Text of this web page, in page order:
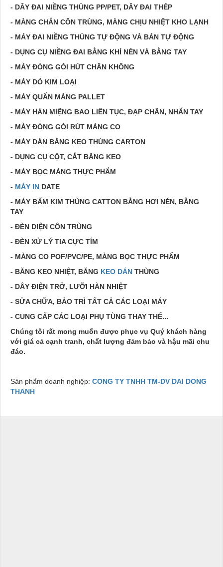
- DÂY ĐAI NIỀNG THÙNG PP/PET, DÂY ĐAI THÉP
- MÀNG CHẮN CÔN TRÙNG, MÀNG CHỊU NHIỆT KHO LẠNH
- MÁY ĐAI NIỀNG THÙNG TỰ ĐỘNG VÀ BÁN TỰ ĐỘNG
- DỤNG CỤ NIỀNG ĐAI BẰNG KHÍ NÉN VÀ BẰNG TAY
- MÁY ĐÓNG GÓI HÚT CHÂN KHÔNG
- MÁY DÒ KIM LOẠI
- MÁY QUẤN MÀNG PALLET
- MÁY HÀN MIỆNG BAO LIÊN TỤC, ĐẠP CHÂN, NHẤN TAY
- MÁY ĐÓNG GÓI RÚT MÀNG CO
- MÁY DÁN BĂNG KEO THÙNG CARTON
- DỤNG CỤ CỘT, CẮT BĂNG KEO
- MÁY BỌC MÀNG THỰC PHẨM
- MÁY IN DATE
- MÁY BẤM KIM THÙNG CATTON BẰNG HƠI NÉN, BẰNG
TAY
- ĐÈN DIỆN CÔN TRÙNG
- ĐÈN XỬ LÝ TIA CỰC TÍM
- MÀNG CO POF/PVC/PE, MÀNG BỌC THỰC PHẨM
- BĂNG KEO NHIỆT, BĂNG KEO DÁN THÙNG
- DÂY ĐIỆN TRỞ, LƯỠI HÀN NHIỆT
- SỬA CHỮA, BẢO TRÌ TẤT CẢ CÁC LOẠI MÁY
- CUNG CẤP CÁC LOẠI PHỤ TÙNG THAY THẾ...
Chúng tôi rất mong muốn được phục vụ Quý khách hàng
với giá cả cạnh tranh, chất lượng đảm bảo và hậu mãi chu
đáo.
Sản phẩm doanh nghiệp: CONG TY TNHH TM-DV DAI DONG
THANH